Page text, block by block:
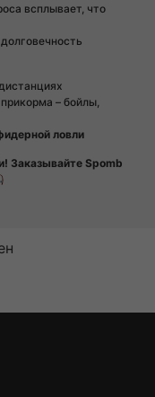
всплывает, что
– бойлы,
ловли
Заказывайте Spomb